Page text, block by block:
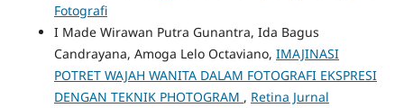
Fotografi
I Made Wirawan Putra Gunantra, Ida Bagus
Candrayana, Amoga Lelo Octaviano, IMAJINASI
POTRET WAJAH WANITA DALAM FOTOGRAFI EKSPRESI
DENGAN TEKNIK PHOTOGRAM , Retina Jurnal